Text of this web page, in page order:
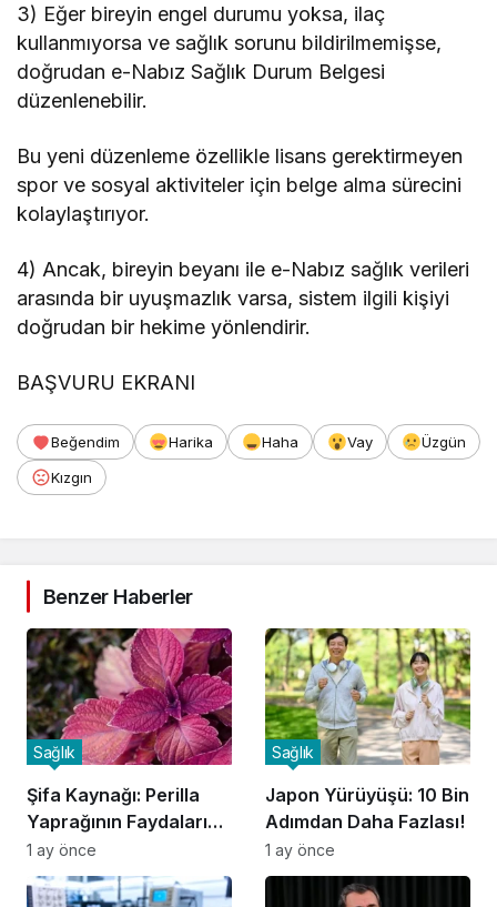
3) Eğer bireyin engel durumu yoksa, ilaç
kullanmıyorsa ve sağlık sorunu bildirilmemişse,
doğrudan e-Nabız Sağlık Durum Belgesi
düzenlenebilir.
Bu yeni düzenleme özellikle lisans gerektirmeyen
spor ve sosyal aktiviteler için belge alma sürecini
kolaylaştırıyor.
4) Ancak, bireyin beyanı ile e-Nabız sağlık verileri
arasında bir uyuşmazlık varsa, sistem ilgili kişiyi
doğrudan bir hekime yönlendirir.
BAŞVURU EKRANI
Beğendim Harika Haha Vay
Üzgün
Kızgın
Benzer Haberler
Şifa Kaynağı: Perilla
Yaprağının Faydaları
Keşfedildi!
Sağlık
1 ay önce
Japon Yürüyüşü: 10 Bin
Adımdan Daha Fazlası!
Sağlık
1 ay önce